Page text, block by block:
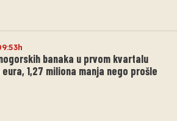
banaka u prvom kvartalu
1,27 miliona manja nego prošle